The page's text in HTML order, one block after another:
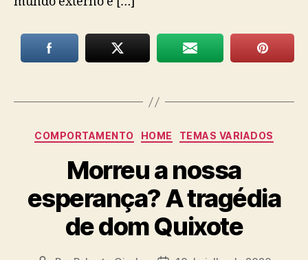
Categorias
COMPORTAMENTO HOME TEMAS VARIADOS
Morreu a nossa
esperança? A tragédia
de dom Quixote